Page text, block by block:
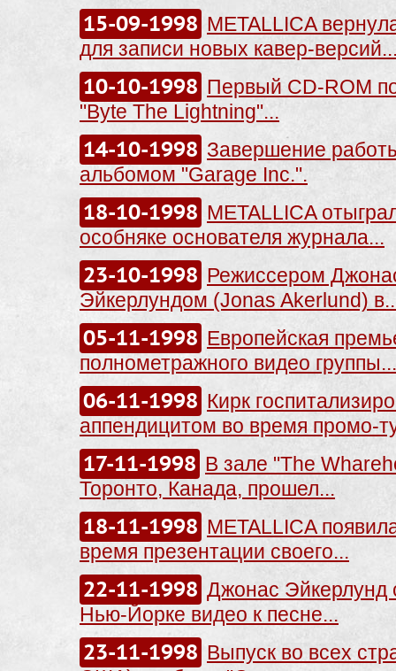
15-09-1998 METALLICA
для записи новых кавер-
10-10-1998 Первый CD-ROM
"Byte The Lightning"...
14-10-1998 Завершение
альбомом "Garage Inc.".
18-10-1998 METALLICA
особняке основателя журнала...
23-10-1998 Режиссером
Эйкерлундом (Jonas Akerlund)
05-11-1998 Европейская
полнометражного видео группы...
06-11-1998 Кирк
аппендицитом во время промо-
17-11-1998 В зале "The
Торонто, Канада, прошел...
18-11-1998 METALLICA
время презентации своего...
22-11-1998 Джонас Эйкерлунд
Нью-Йорке видео к песне...
23-11-1998 Выпуск во всех